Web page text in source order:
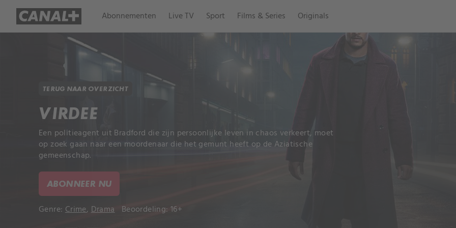
Abonnementen Live TV Sport Films & Series Originals
TERUG NAAR OVERZICHT
VIRDEE
Een politieagent uit Bradford die zijn persoonlijke leven in chaos verkeert, moet
op zoek gaan naar een moordenaar die het gemunt heeft op de Aziatische
gemeenschap.
ABONNEER NU
Genre: Crime, Drama Beoordeling: 16+